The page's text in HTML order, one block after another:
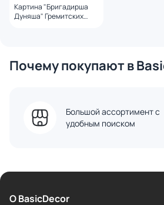
Картина "Бригадирша
Дуняша" Гремитских
Почему покупают в
Большой ассортимент с
удобным поиском
О BasicDecor